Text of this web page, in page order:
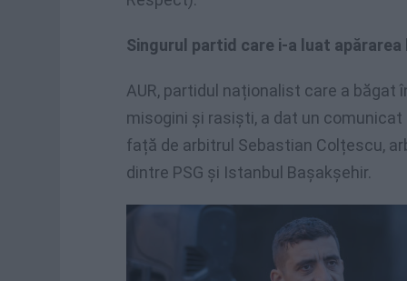
Singurul partid care i-a luat
AUR, partidul naționalist care a
misogini și rasiști, a dat un
față de arbitrul Sebastian Colțescu,
dintre PSG și Istanbul Bașakșehir.